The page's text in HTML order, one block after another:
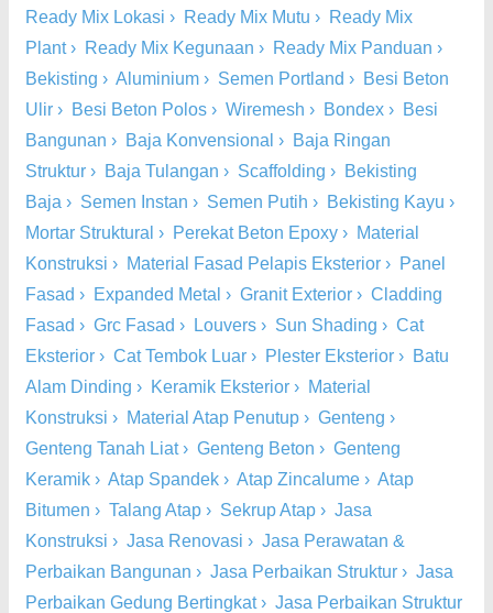
Ready Mix Lokasi › Ready Mix Mutu › Ready Mix
Plant› Ready Mix Kegunaan › Ready Mix Panduan ›
Bekisting › Aluminium › Semen Portland › Besi Beton
Ulir › Besi Beton Polos › Wiremesh › Bondex › Besi
Bangunan › Baja Konvensional › Baja Ringan
Struktur › Baja Tulangan › Scaffolding › Bekisting
Baja › Semen Instan › Semen Putih › Bekisting Kayu ›
Mortar Struktural › Perekat Beton Epoxy › Material
Konstruksi › Material Fasad Pelapis Eksterior › Panel
Fasad › Expanded Metal › Granit Exterior › Cladding
Fasad › Grc Fasad › Louvers › Sun Shading › Cat
Eksterior › Cat Tembok Luar › Plester Eksterior › Batu
Alam Dinding › Keramik Eksterior › Material
Konstruksi › Material Atap Penutup › Genteng ›
Genteng Tanah Liat› Genteng Beton › Genteng
Keramik › Atap Spandek › Atap Zincalume › Atap
Bitumen › Talang Atap › Sekrup Atap › Jasa
Konstruksi › Jasa Renovasi › Jasa Perawatan &
Perbaikan Bangunan › Jasa Perbaikan Struktur › Jasa
Perbaikan Gedung Bertingkat› Jasa Perbaikan Struktur